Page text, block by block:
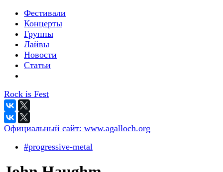
Фестивали
Концерты
Группы
Лайвы
Новости
Статьи
Rock is Fest
Официальный сайт: www.agalloch.org
#progressive-metal